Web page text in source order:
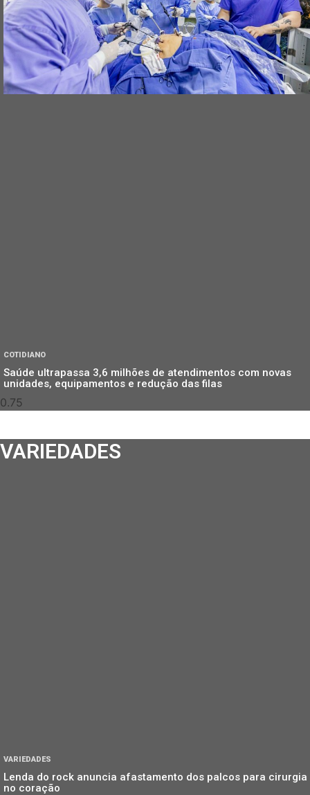
COTIDIANO
Saúde ultrapassa 3,6 milhões de atendimentos com novas
unidades, equipamentos e redução das filas
VARIEDADES
VARIEDADES
Lenda do rock anuncia afastamento dos palcos para cirurgia
no coração